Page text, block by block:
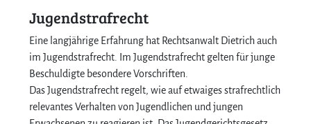
Jugendstrafrecht
Eine langjährige Erfahrung hat Rechtsanwalt Dietrich auch
im Jugendstrafrecht. Im Jugendstrafrecht gelten für junge
Beschuldigte besondere Vorschriften.
Das Jugendstrafrecht regelt, wie auf etwaiges strafrechtlich
relevantes Verhalten von Jugendlichen und jungen